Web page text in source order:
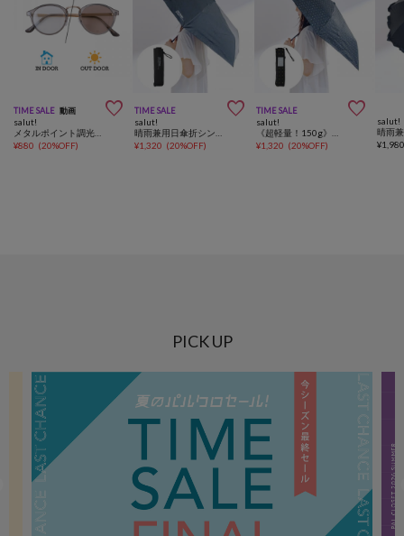
TIME SALE 動画 
salut!
¥880 (20%OFF)
TIME SALE 
salut!
¥1,320 (20%OFF)
TIME SALE 
salut!
¥1,320 (20%OFF)
salut!
晴雨
¥
PICK UP